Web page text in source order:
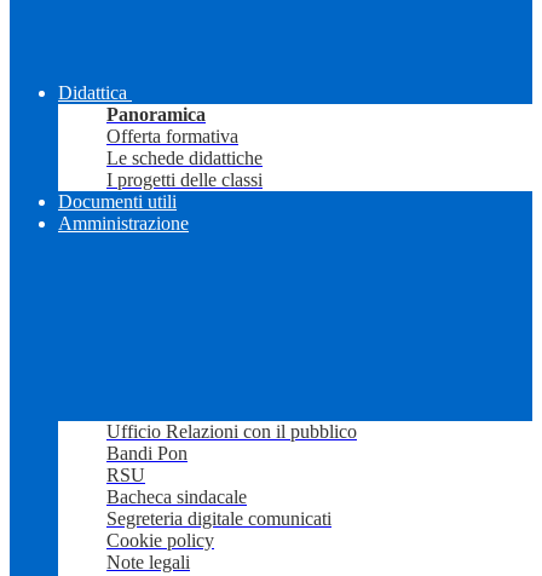
Didattica
Panoramica
Offerta formativa
Le schede didattiche
I progetti delle classi
Documenti utili
Amministrazione
Ufficio Relazioni con il pubblico
Bandi Pon
RSU
Bacheca sindacale
Segreteria digitale comunicati
Cookie policy
Note legali